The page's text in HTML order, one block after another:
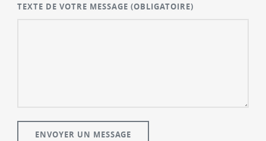
TEXTE DE VOTRE MESSAGE(OBLIGATOIRE)